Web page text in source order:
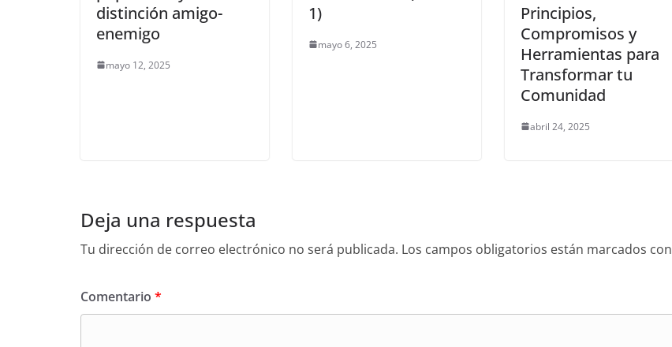
distinción amigo-
enemigo
mayo 12, 2025
1)
mayo 6, 2025
Principios,
Compromisos y
Herramientas para
Transformar tu
Comunidad
abril 24, 2025
Deja una respuesta
Tu dirección de correo electrónico no será publicada. Los campos obligatorios están marcados con
Comentario *